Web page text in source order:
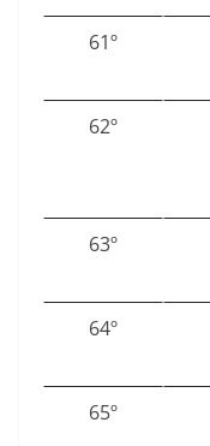
61º
62º
63º
64º
65º